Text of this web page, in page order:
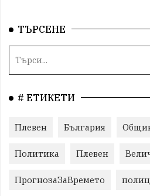
ТЪРСЕНЕ
# ЕТИКЕТИ
Плевен България
Политика Плевен
ПрогнозаЗаВремето